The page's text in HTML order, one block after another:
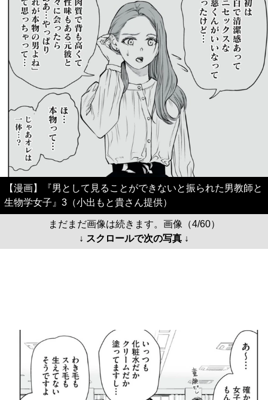
【漫画】『男として見ることができないと振られた男教師と
生物学女子』3（小出もと貴さん提供）
まだまだ画像は続きます。画像（4/60）
↓ スクロールで次の写真 ↓